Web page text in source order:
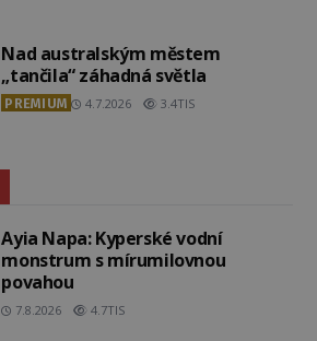
Nad australským městem
„tančila“ záhadná světla
PREMIUM 4.7.2026 3.4TIS
Ayia Napa: Kyperské vodní
monstrum s mírumilovnou
povahou
7.8.2026 4.7TIS